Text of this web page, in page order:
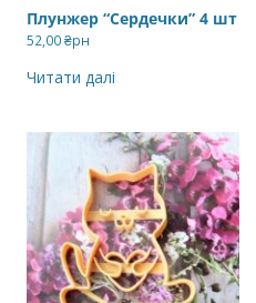
Плунжер “Сердечки” 4 шт
52,00₴рн
Читати далі